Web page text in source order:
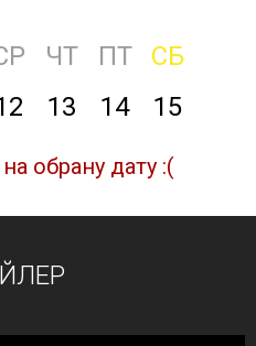
ЧТ ПТ
СБ
13 14 15
обрану дату :(